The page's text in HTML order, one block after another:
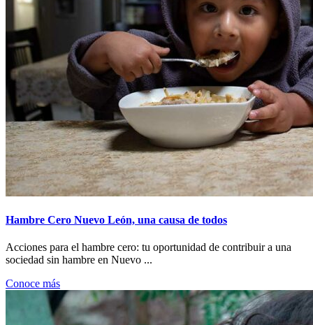
Hambre Cero Nuevo León, una causa de todos
Acciones para el hambre cero: tu oportunidad de contribuir a una
sociedad sin hambre en Nuevo ...
Conoce más